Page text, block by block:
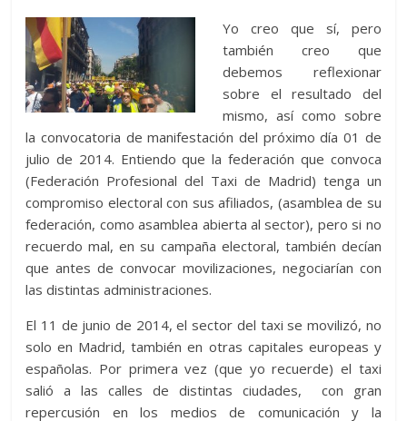
Yo creo que sí, pero
también creo que
debemos reflexionar
sobre el resultado del
mismo, así como sobre
la convocatoria de manifestación del próximo día 01 de
julio de 2014. Entiendo que la federación que convoca
(Federación Profesional del Taxi de Madrid) tenga un
compromiso electoral con sus afiliados, (asamblea de su
federación, como asamblea abierta al sector), pero si no
recuerdo mal, en su campaña electoral, también decían
que antes de convocar movilizaciones, negociarían con
las distintas administraciones.
El 11 de junio de 2014, el sector del taxi se movilizó, no
solo en Madrid, también en otras capitales europeas y
españolas. Por primera vez (que yo recuerde) el taxi
salió a las calles de distintas ciudades, con gran
repercusión en los medios de comunicación y la